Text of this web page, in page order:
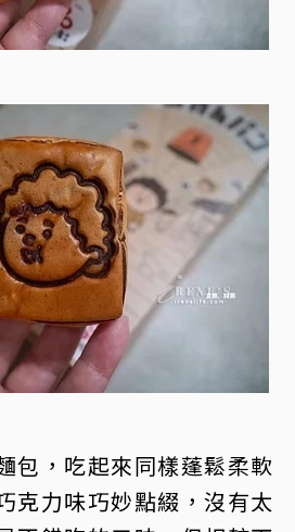
包，吃起來同樣蓬鬆柔軟
克力味巧妙點綴，沒有太